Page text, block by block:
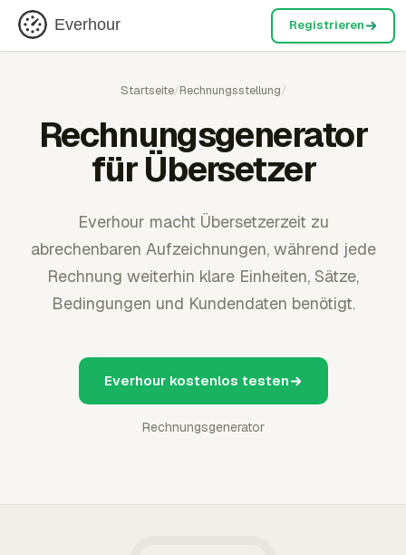
Everhour Registrieren
Startseite/Rechnungsstellung/
Rechnungsgenerator
für Übersetzer
Everhour macht Übersetzerzeit zu
abrechenbaren Aufzeichnungen, während jede
Rechnung weiterhin klare Einheiten, Sätze,
Bedingungen und Kundendaten benötigt.
Everhour kostenlos testen
Rechnungsgenerator